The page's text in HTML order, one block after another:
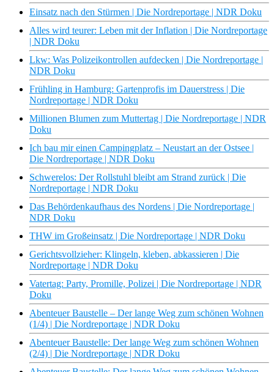
Einsatz nach den Stürmen | Die Nordreportage | NDR Doku
Alles wird teurer: Leben mit der Inflation | Die Nordreportage
| NDR Doku
Lkw: Was Polizeikontrollen aufdecken | Die Nordreportage |
NDR Doku
Frühling in Hamburg: Gartenprofis im Dauerstress | Die
Nordreportage | NDR Doku
Millionen Blumen zum Muttertag | Die Nordreportage | NDR
Doku
Ich bau mir einen Campingplatz – Neustart an der Ostsee |
Die Nordreportage | NDR Doku
Schwerelos: Der Rollstuhl bleibt am Strand zurück | Die
Nordreportage | NDR Doku
Das Behördenkaufhaus des Nordens | Die Nordreportage |
NDR Doku
THW im Großeinsatz | Die Nordreportage | NDR Doku
Gerichtsvollzieher: Klingeln, kleben, abkassieren | Die
Nordreportage | NDR Doku
Vatertag: Party, Promille, Polizei | Die Nordreportage | NDR
Doku
Abenteuer Baustelle – Der lange Weg zum schönen Wohnen
(1/4) | Die Nordreportage | NDR Doku
Abenteuer Baustelle: Der lange Weg zum schönen Wohnen
(2/4) | Die Nordreportage | NDR Doku